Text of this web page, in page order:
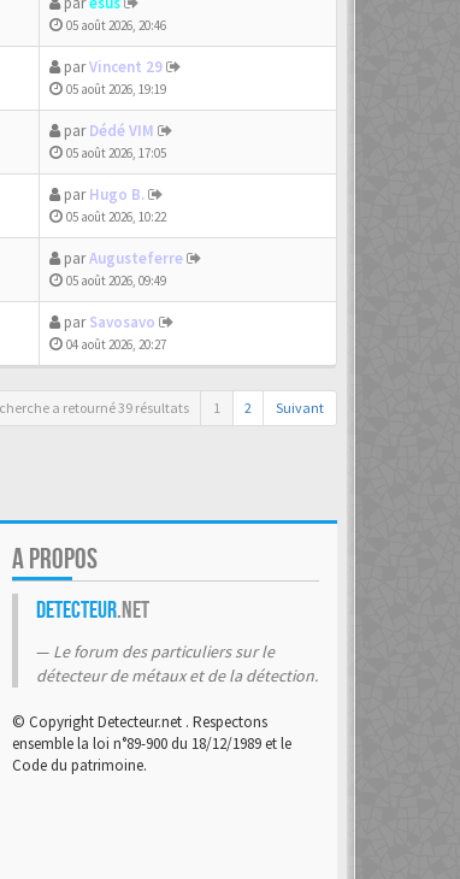
05 août 2026, 20:46
parVincent 29
05 août 2026, 19:19
parDédé VIM
05 août 2026, 17:05
parHugo B.
05 août 2026, 10:22
parAugusteferre
05 août 2026, 09:49
parSavosavo
04 août 2026, 20:27
a retourné 39 résultats 1 2 Suivant
A PROPOS
Detecteur.net
Le forum des particuliers sur le
détecteur de métaux et de la détection.
© Copyright Detecteur.net . Respectons
ensemble la loi n°89-900 du 18/12/1989 et le
Code du patrimoine.